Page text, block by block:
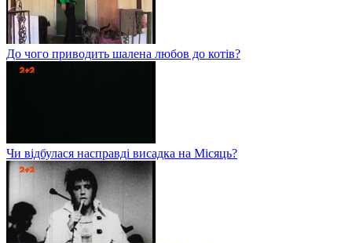
До чого приводить шалена любов до котів?
Чи відбулася насправді висадка на Місяць?